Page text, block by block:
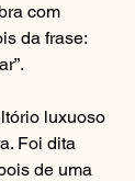
com
da frase:
luxuoso
Foi dita
de uma